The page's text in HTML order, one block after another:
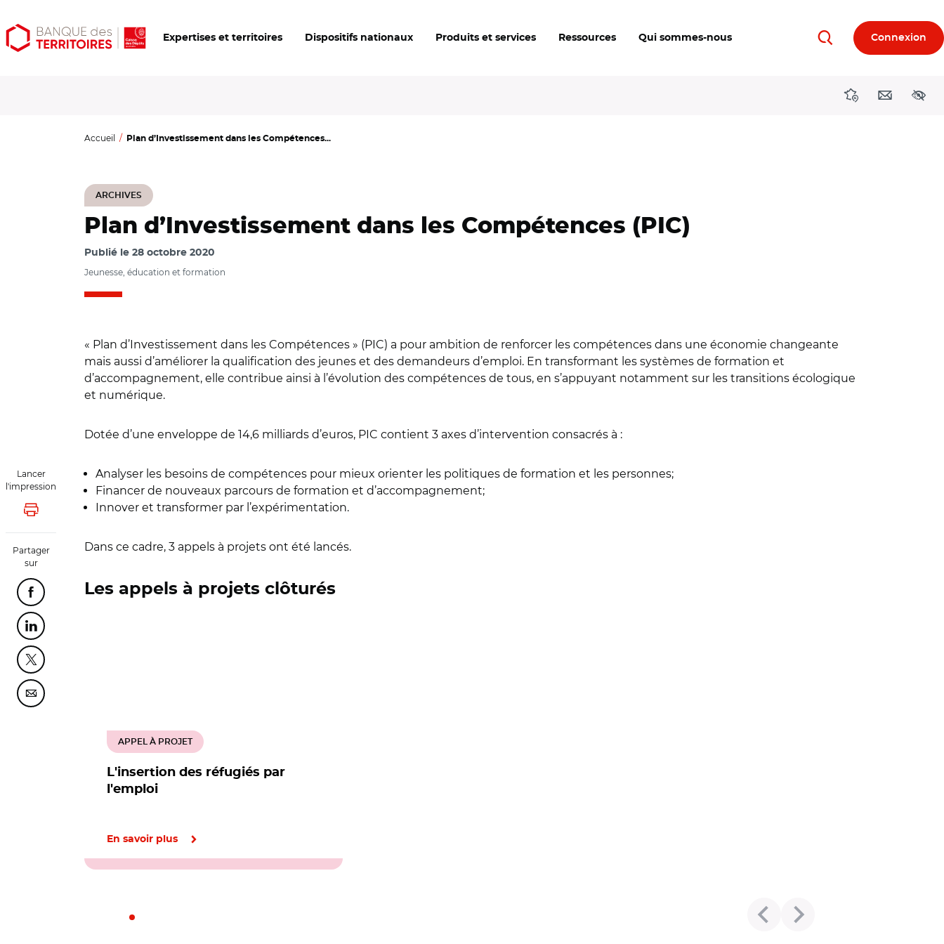
Aller
au
Aller
au
Ouvrir
les
Expertises et territoires Dispositifs nationaux Produits et services Ressources Qui sommes-nous RechercherConnexion
DirectionsContact
Accueil Plan d’Investissement dans les Compétences...
ARCHIVES
Plan d’Investissement dans les Compétences (PIC)
Publié le 28 octobre 2020
Jeunesse, éducation et formation
Lancer
l'impression
Lancer l'impression
Partager
sur
Partager cette page sur Facebook
Partager cette page sur Linkedin
Partager cette page sur Twitter
Partager cette page sur Courriel
« Plan d’Investissement dans les Compétences » (PIC) a pour ambition de renforcer les compétences dans une économie changeante
mais aussi d’améliorer la qualification des jeunes et des demandeurs d’emploi. En transformant les systèmes de formation et
d’accompagnement, elle contribue ainsi à l’évolution des compétences de tous, en s’appuyant notamment sur les transitions écologique
et numérique.
Dotée d’une enveloppe de 14,6 milliards d’euros, PIC contient 3 axes d’intervention consacrés à :
Analyser les besoins de compétences pour mieux orienter les politiques de formation et les personnes;
Financer de nouveaux parcours de formation et d’accompagnement;
Innover et transformer par l’expérimentation.
Dans ce cadre, 3 appels à projets ont été lancés.
Les appels à projets clôturés
L'insertion des réfugiés par
l'emploi
APPEL À PROJET
En savoir plus